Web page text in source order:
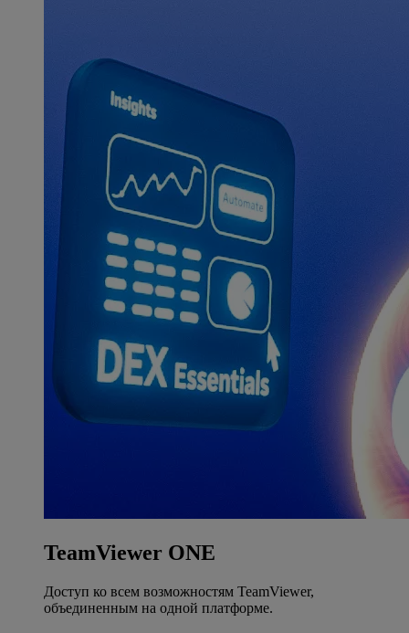
TeamViewer ONE
Доступ ко всем возможностям TeamViewer,
объединенным на одной платформе.